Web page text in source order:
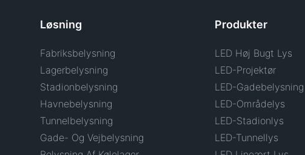
Løsning
Fabriksbelysning
Lagerbelysning
Stadionbelysning
Havnebelysning
Tunnelbelysning
Gade- Og Vejbelysning
Produkter
LED Høj Bugt Lys
LED-Projektør
LED-Gadebelysning
LED-Områdelys
LED-Stadionlys
LED-Tunnellys